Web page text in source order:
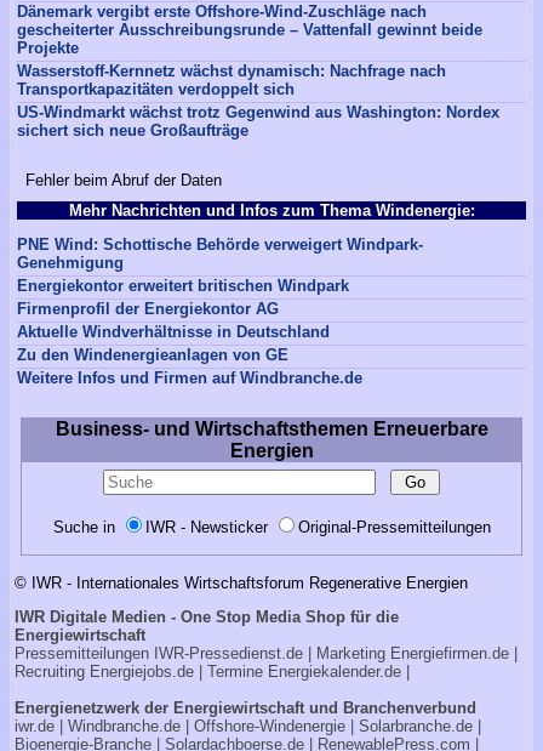
Mehr Nachrichten und Infos zum Thema Windenergie:
PNE Wind: Schottische Behörde verweigert Windpark-
Genehmigung
Energiekontor erweitert britischen Windpark
Firmenprofil der Energiekontor AG
Aktuelle Windverhältnisse in Deutschland
Zu den Windenergieanlagen von GE
Weitere Infos und Firmen auf Windbranche.de
Dänemark vergibt erste Offshore-Wind-Zuschläge nach
gescheiterter Ausschreibungsrunde – Vattenfall gewinnt beide
Projekte
Wasserstoff-Kernnetz wächst dynamisch: Nachfrage nach
Transportkapazitäten verdoppelt sich
US-Windmarkt wächst trotz Gegenwind aus Washington: Nordex
sichert sich neue Großaufträge
Fehler beim Abruf der Daten
Business- und Wirtschaftsthemen Erneuerbare
Energien
Suche in IWR - Newsticker Original-Pressemitteilungen
© IWR - Internationales Wirtschaftsforum Regenerative Energien
IWR Digitale Medien - One Stop Media Shop für die
Energiewirtschaft
Pressemitteilungen IWR-Pressedienst.de | Marketing Energiefirmen.de
Recruiting Energiejobs.de | Termine Energiekalender.de
Energienetzwerk der Energiewirtschaft und Branchenverbund
iwr.de
Windbranche.de Offshore-Windenergie Solarbranche.de
Bioenergie-Branche
Solardachboerse.de RenewablePress.com